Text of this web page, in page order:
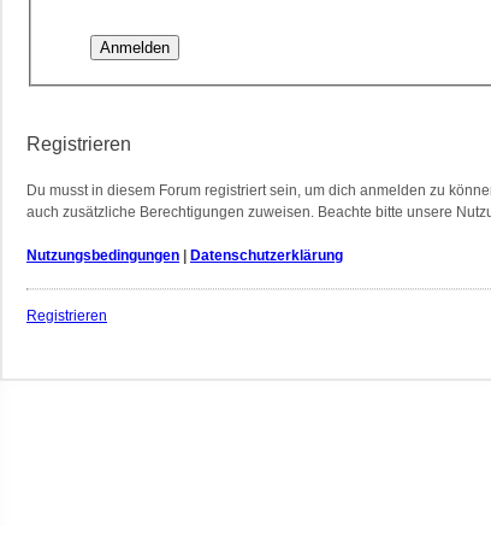
Registrieren
Du musst in diesem Forum registriert sein, um dich anmelden zu
auch zusätzliche Berechtigungen zuweisen. Beachte bitte unsere
Nutzungsbedingungen | Datenschutzerklärung
Registrieren